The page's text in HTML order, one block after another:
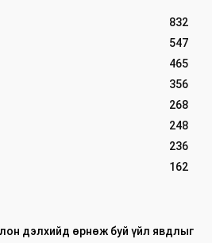
832
547
465
356
268
248
236
162
дэлхийд өрнөж буй үйл явдлыг